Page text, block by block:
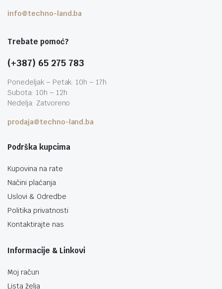
info@techno-land.ba
Trebate pomoć?
(+387) 65 275 783
Ponedeljak – Petak: 10h – 17h
Subota: 10h – 12h
Nedelja: Zatvoreno
prodaja@techno-land.ba
Podrška kupcima
Kupovina na rate
Načini plaćanja
Uslovi & Odredbe
Politika privatnosti
Kontaktirajte nas
Informacije & Linkovi
Moj račun
Lista želja